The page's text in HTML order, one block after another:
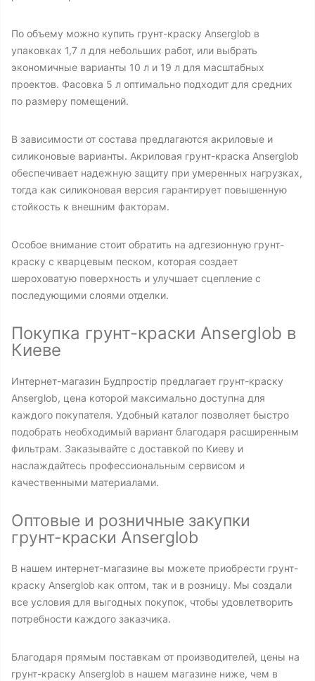
По объему можно купить грунт-краску Anserglob в
упаковках 1,7 л для небольших работ, или выбрать
экономичные варианты 10 л и 19 л для масштабных
проектов. Фасовка 5 л оптимально подходит для средних
по размеру помещений.
В зависимости от состава предлагаются акриловые и
силиконовые варианты. Акриловая грунт-краска Anserglob
обеспечивает надежную защиту при умеренных нагрузках,
тогда как силиконовая версия гарантирует повышенную
стойкость к внешним факторам.
Особое внимание стоит обратить на адгезионную грунт-
краску с кварцевым песком, которая создает
шероховатую поверхность и улучшает сцепление с
последующими слоями отделки.
Покупка грунт-краски Anserglob в
Киеве
Интернет-магазин Будпростір предлагает грунт-краску
Anserglob, цена которой максимально доступна для
каждого покупателя. Удобный каталог позволяет быстро
подобрать необходимый вариант благодаря расширенным
фильтрам. Заказывайте с доставкой по Киеву и
наслаждайтесь профессиональным сервисом и
качественными материалами.
Оптовые и розничные закупки
грунт-краски Anserglob
В нашем интернет-магазине вы можете приобрести грунт-
краску Anserglob как оптом, так и в розницу. Мы создали
все условия для выгодных покупок, чтобы удовлетворить
потребности каждого заказчика.
Благодаря прямым поставкам от производителей, цены на
грунт-краску Anserglob в нашем магазине ниже, чем в